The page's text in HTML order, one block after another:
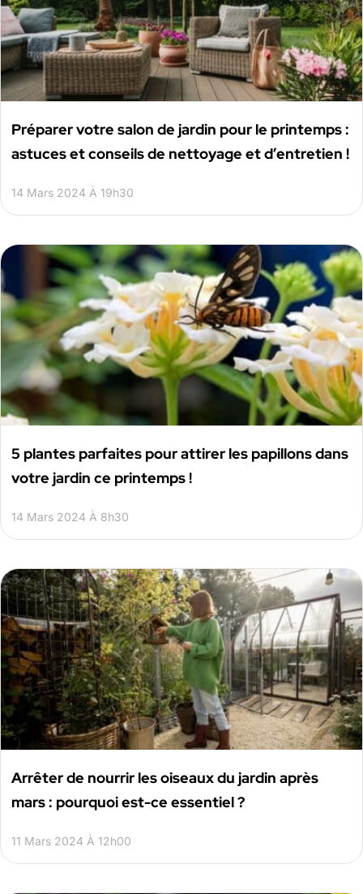
Préparer votre salon de jardin pour le printemps :
astuces et conseils de nettoyage et d’entretien !
14 Mars 2024 À 19h30
5 plantes parfaites pour attirer les papillons dans
votre jardin ce printemps !
14 Mars 2024 À 8h30
Arrêter de nourrir les oiseaux du jardin après
mars : pourquoi est-ce essentiel ?
11 Mars 2024 À 12h00